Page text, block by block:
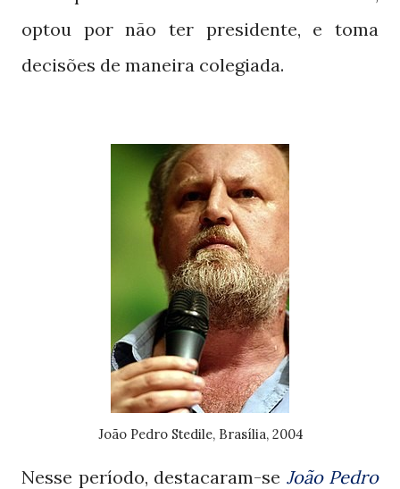
optou por não ter presidente, e toma
decisões de maneira colegiada.
João Pedro Stedile, Brasília, 2004
Nesse período, destacaram-se João Pedro